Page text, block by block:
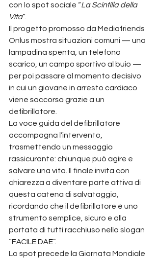
con lo spot sociale “La Scintilla della
Vita”.
Il progetto promosso da Mediafriends
Onlus mostra situazioni comuni — una
lampadina spenta, un telefono
scarico, un campo sportivo al buio —
per poi passare al momento decisivo
in cui un giovane in arresto cardiaco
viene soccorso grazie a un
defibrillatore.
La voce guida del defibrillatore
accompagna l’intervento,
trasmettendo un messaggio
rassicurante: chiunque può agire e
salvare una vita. Il finale invita con
chiarezza a diventare parte attiva di
questa catena di salvataggio,
ricordando che il defibrillatore è uno
strumento semplice, sicuro e alla
portata di tutti racchiuso nello slogan
“FACILE DAE”.
Lo spot precede la Giornata Mondiale